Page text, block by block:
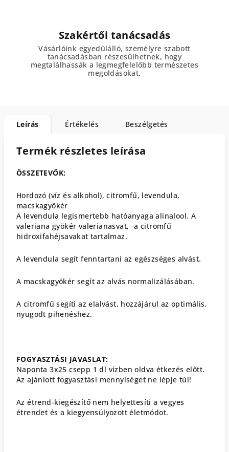
Szakértői tanácsadás
Vásárlóink egyedülálló, személyre szabott
tanácsadásban részesülhetnek, hogy
megtalálhassák a legmegfelelőbb természetes
megoldásokat.
Leírás Értékelés Beszélgetés
Termék részletes leírása
ÖSSZETEVŐK:
Hordozó (víz és alkohol), citromfű, levendula,
macskagyökér
A levendula legismertebb hatóanyaga alinalool. A
valeriana gyökér valerianasvat, -a citromfű
hidroxifahéjsavakat tartalmaz.
A levendula segít fenntartani az egészséges alvást.
A macskagyökér segít az alvás normalizálásában.
A citromfű segíti az elalvást, hozzájárul az optimális,
nyugodt pihenéshez.
FOGYASZTÁSI JAVASLAT:
Naponta 3x25 csepp 1 dl vízben oldva étkezés előtt.
Az ajánlott fogyasztási mennyiséget ne lépje túl!
Az étrend-kiegészítő nem helyettesíti a vegyes
étrendet és a kiegyensúlyozott életmódot.